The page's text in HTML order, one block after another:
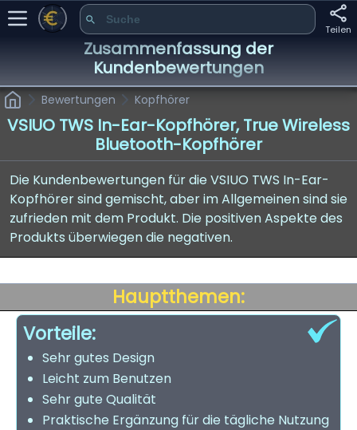
Teilen
Zusammenfassung der
Kundenbewertungen
Bewertungen Kopfhörer
VSIUO TWS In-Ear-Kopfhörer, True Wireless
Bluetooth-Kopfhörer
Die Kundenbewertungen für die VSIUO TWS In-Ear-
Kopfhörer sind gemischt, aber im Allgemeinen sind sie
zufrieden mit dem Produkt. Die positiven Aspekte des
Produkts überwiegen die negativen.
Hauptthemen:
Vorteile:
Sehr gutes Design
Leicht zum Benutzen
Sehr gute Qualität
Praktische Ergänzung für die tägliche Nutzung